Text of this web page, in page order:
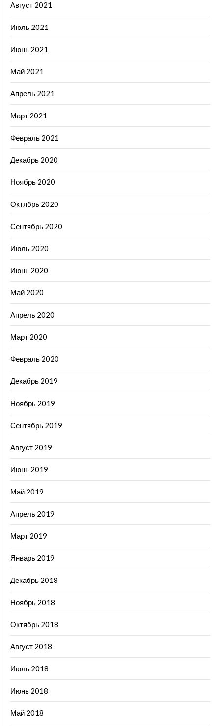
Август 2021
Июль 2021
Июнь 2021
Май 2021
Апрель 2021
Март 2021
Февраль 2021
Декабрь 2020
Ноябрь 2020
Октябрь 2020
Сентябрь 2020
Июль 2020
Июнь 2020
Май 2020
Апрель 2020
Март 2020
Февраль 2020
Декабрь 2019
Ноябрь 2019
Сентябрь 2019
Август 2019
Июнь 2019
Май 2019
Апрель 2019
Март 2019
Январь 2019
Декабрь 2018
Ноябрь 2018
Октябрь 2018
Август 2018
Июль 2018
Июнь 2018
Май 2018